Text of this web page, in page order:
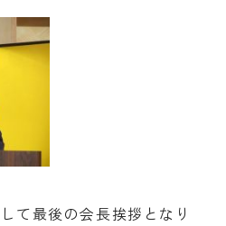
て最後の会長挨拶となり